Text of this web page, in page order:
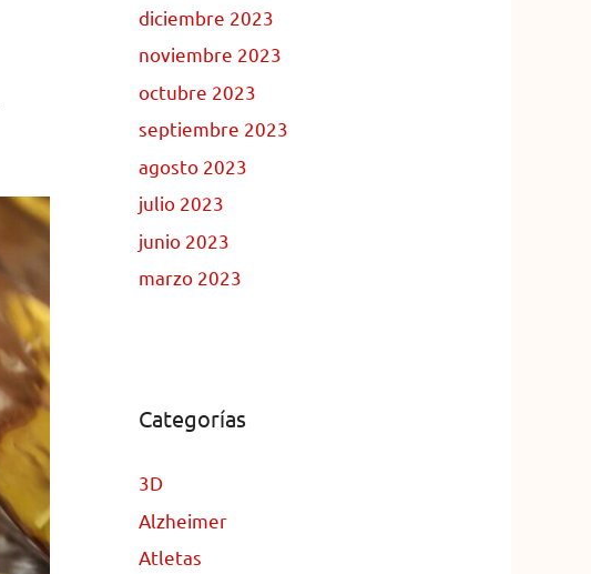
diciembre 2023
noviembre 2023
octubre 2023
septiembre 2023
agosto 2023
julio 2023
junio 2023
marzo 2023
Categorías
3D
Alzheimer
Atletas